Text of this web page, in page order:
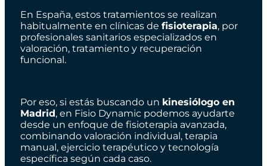
En España, estos tratamientos se realizan
habitualmente en clínicas de fisioterapia, por
profesionales sanitarios especializados en
valoración, tratamiento y recuperación
funcional.
Por eso, si estás buscando un kinesiólogo en
Madrid, en Fisio Dynamic podemos ayudarte
desde un enfoque de fisioterapia avanzada,
combinando valoración individual, terapia
manual, ejercicio terapéutico y tecnología
específica según cada caso.